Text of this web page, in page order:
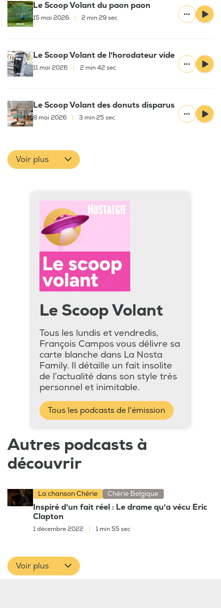
Le Scoop Volant du paon paon
15 mai 2026 2 min 29 sec
Le Scoop Volant de l'horodateur vide
11 mai 2026 2 min 42 sec
Le Scoop Volant des donuts disparus
8 mai 2026 3 min 25 sec
Voir plus
Le Scoop Volant
Tous les lundis et vendredis,
François Campos vous délivre sa
carte blanche dans La Nosta
Family. Il détaille un fait insolite
de l’actualité dans son style très
personnel et inimitable.
Tous les podcasts de l'émission
Autres podcasts à
découvrir
La chanson Chérie Chérie Belgique
Inspiré d'un fait réel : Le drame qu'a vécu Eric
Clapton
1 décembre 2022 1 min 55 sec
Voir plus